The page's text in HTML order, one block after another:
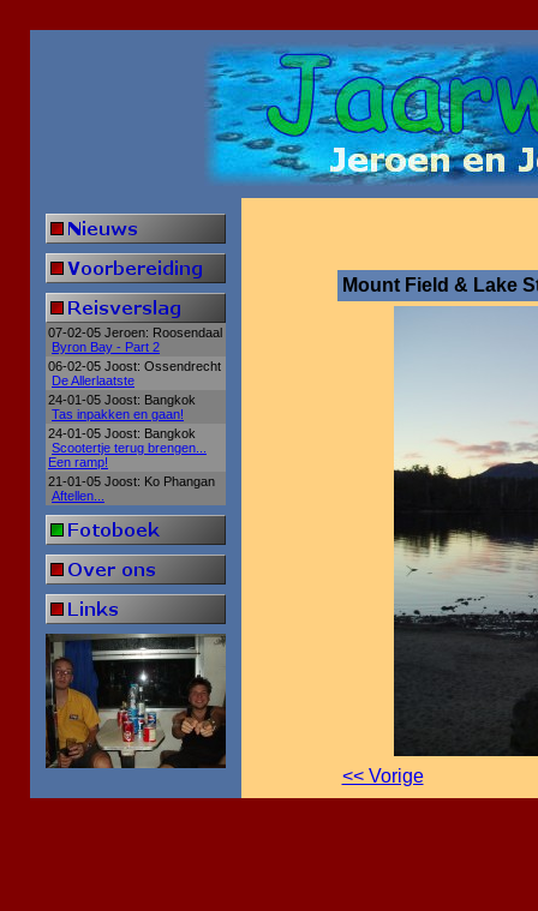
07-02-05 Jeroen: Roosendaal
Byron Bay - Part 2
06-02-05 Joost: Ossendrecht
De Allerlaatste
24-01-05 Joost: Bangkok
Tas inpakken en gaan!
24-01-05 Joost: Bangkok
Scootertje terug brengen...
Een ramp!
21-01-05 Joost: Ko Phangan
Aftellen...
Mount Field & Lake
<< Vorige